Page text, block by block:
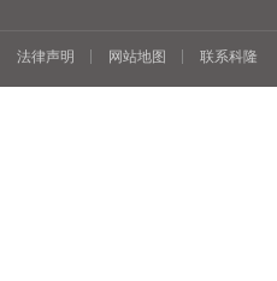
法律声明 网站地图 联系科隆